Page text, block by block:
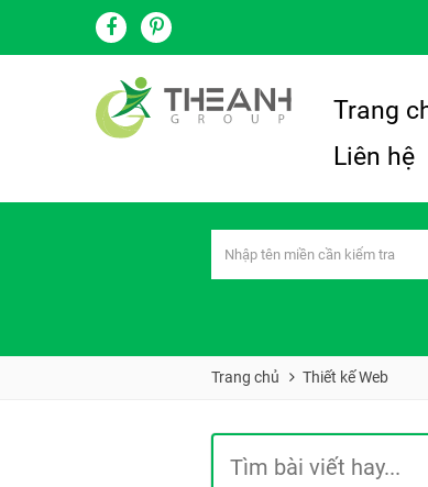
Trang
Liên hệ
Trang chủ Thiết kế Web